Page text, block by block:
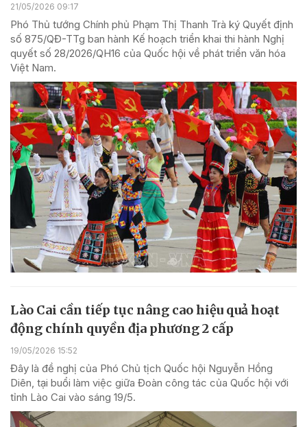
21/05/2026 09:17
Phó Thủ tướng Chính phủ Phạm Thị Thanh Trà ký Quyết định
số 875/QĐ-TTg ban hành Kế hoạch triển khai thi hành Nghị
quyết số 28/2026/QH16 của Quốc hội về phát triển văn hóa
Việt Nam.
Lào Cai cần tiếp tục nâng cao hiệu quả hoạt
động chính quyền địa phương 2 cấp
19/05/2026 15:52
Đây là đề nghị của Phó Chủ tịch Quốc hội Nguyễn Hồng
Diên, tại buổi làm việc giữa Đoàn công tác của Quốc hội với
tỉnh Lào Cai vào sáng 19/5.